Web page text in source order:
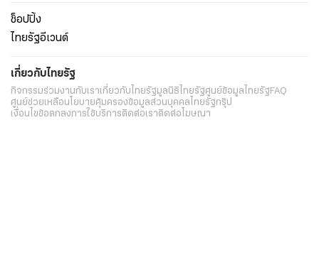
ช็อปปิ้ง
ไทยรัฐอีเวนต์
เกี่ยวกับไทยรัฐ
กิจกรรมร่วมงานกับเราเกี่ยวกับไทยรัฐมูลนิธิไทยรัฐศูนย์ข้อมูลไทยรัฐ FAQ
ศูนย์ช่วยเหลือนโยบายคุ้มครองข้อมูลส่วนบุคคลไทยรัฐกรุ๊ป
เงื่อนไขข้อตกลงการใช้บริการติดต่อเราติดต่อโฆษณา